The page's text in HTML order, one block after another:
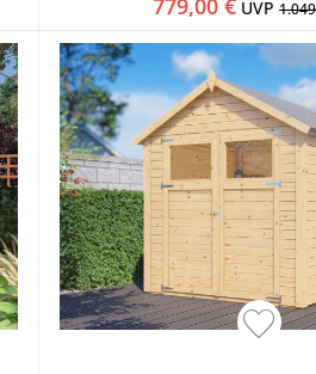
779,00 € UVP